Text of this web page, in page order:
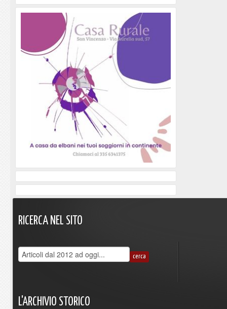
RICERCA NEL SITO
L'ARCHIVIO STORICO